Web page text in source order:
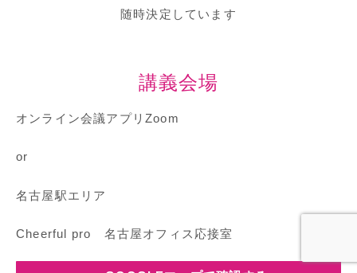
随時決定しています
講義会場
オンライン会議アプリZoom
or
名古屋駅エリア
Cheerful pro 名古屋オフィス応接室